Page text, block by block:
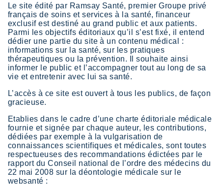
Le site édité par Ramsay Santé, premier Groupe privé
français de soins et services à la santé, financeur
exclusif est destiné au grand public et aux patients.
Parmi les objectifs éditoriaux qu’il s’est fixé, il entend
dédier une partie du site à un contenu médical :
informations sur la santé, sur les pratiques
thérapeutiques ou la prévention. Il souhaite ainsi
informer le public et l’accompagner tout au long de sa
vie et entretenir avec lui sa santé.
L’accès à ce site est ouvert à tous les publics, de façon
gracieuse.
Etablies dans le cadre d’une charte éditoriale médicale
fournie et signée par chaque auteur, les contributions,
dédiées par exemple à la vulgarisation de
connaissances scientifiques et médicales, sont toutes
respectueuses des recommandations édictées par le
rapport du Conseil national de l’ordre des médecins du
22 mai 2008 sur la déontologie médicale sur le
websanté :